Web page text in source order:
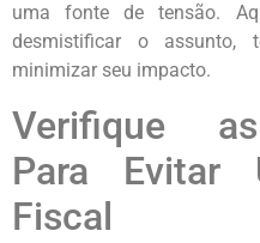
uma fonte de tensão.
desmistificar o assunto,
minimizar seu impacto.
Verifique
Para Evitar
Fiscal